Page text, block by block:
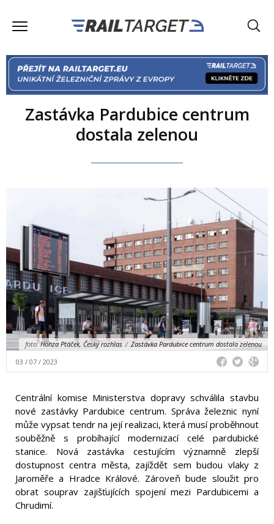
Zastávka Pardubice centrum
dostala zelenou
foto:Honza Ptáček, Český rozhlas / Zastávka Pardubice centrum dostala zelenou
03 / 07 / 2023
Centrální komise Ministerstva dopravy schválila stavbu
nové zastávky Pardubice centrum. Správa železnic nyní
může vypsat tendr na její realizaci, která musí proběhnout
souběžně s probíhající modernizací celé pardubické
stanice. Nová zastávka cestujícím významně zlepší
dostupnost centra města, zajíždět sem budou vlaky z
Jaroměře a Hradce Králové. Zároveň bude sloužit pro
obrat souprav zajišťujících spojení mezi Pardubicemi a
Chrudimí.